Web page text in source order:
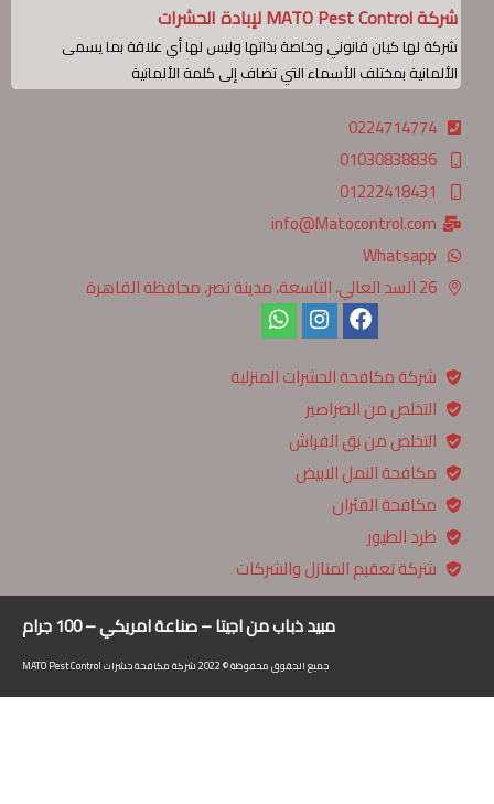
شركة MATO Pest Control لإبادة الحشرات
شركة لها كيان قانوني وخاصة بذاتها وليس لها أي علاقة بما يسمى
الألمانية بمختلف الأسماء التي تضاف إلى كلمة الألمانية
0224714774
01030838836
01222418431
info@Matocontrol.com
Whatsapp
26 السد العالي، التاسعة، مدينة نصر، محافظة القاهرة‬
شركة مكافحة الحشرات المنزلية
التخلص من الصراصير
التخلص من بق الفراش
مكافحة النمل الابيض
مكافحة الفئران
طرد الطيور
شركة تعقيم المنازل والشركات
مبيد ذباب من اجيتا – صناعة امريكي – 100 جرام
جميع الحقوق محفوظة © 2022 شركة مكافحة حشرات MATO Pest Control